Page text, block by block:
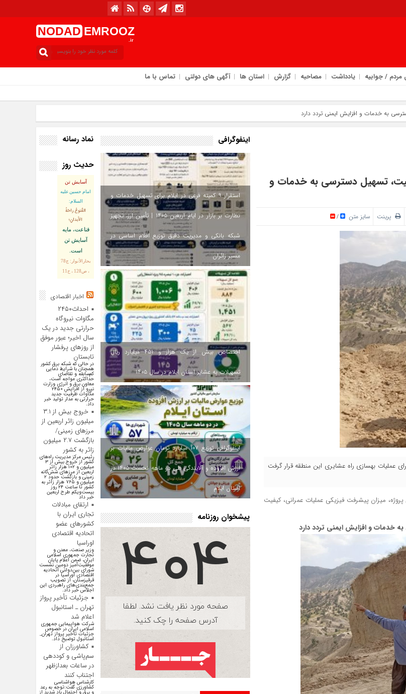
NODAD EMROOZ
.ir
/ جوابیه یادداشت مصاحبه گزارش استان ها آگهی های دولتی تماس با ما
به خدمات و افزایش ایمنی تردد دارد
تسهیل دسترسی به خدمات و
پرینت سایز متن /
عملیات بهسازی راه عشایری این منطقه قرار گرفت
میزان پیشرفت فیزیکی عملیات عمرانی، کیفیت
و افزایش ایمنی تردد دارد
اینفوگرافی
استقرار ۹ کمیته فرعی در ایلام برای تسهیل خدمات و
نظارت بر بازار در ایام اربعین ۱۴۰۵ | تأمین ارز، تجهیز
شبکه بانکی و مدیریت دقیق توزیع اقلام اساسی در
مسیر زائران
اختصاص بیش از یک هزار و ۴۵۱ میلیارد ریال
تسهیلات به عشایر استان ایلام در سال ۱۴۰۵
اینفوگرافی توزیع ۱۰۷ میلیارد تومان عوارض مالیات بر
ارزش افزوده و آلایندگی طی دو ماهه نخست ۱۴۰۵ در
استان ایلام
پیشخوان روزنامه
نماد رسانه
حدیث روز
آسایش تن
امام حسین علیه
السلام:
القُنوعُ راحَةُ
الأبدانِ؛
قناعت، مايه
آسايش تن
است.
بحارالأنوار: ج78
، ص128 ، ح11
اخبار اقتصادی
احداث۲۴۵۰
مگاوات نیروگاه
حرارتی جدید در یک
سال اخیر؛ عبور موفق
از روز‌های پرفشار
تابستان
در حالی که شبکه برق کشور
همچنان با شرایط دمایی
کم‌سابقه و تقاضای
حداکثری مواجه است،
معاون برق و انرژی وزارت
نیرو از افزایش ۲۴۵۰
مگاوات ظرفیت جدید
حرارتی به مدار تولید خبر
داد.
خروج بیش از ۳.۱
میلیون زائر اربعین از
مرزهای زمینی/
بازگشت ۲.۷ میلیون
زائر به کشور
رئیس مرکز مدیریت راه‌های
کشور از خروج بیش از ۳
میلیون و ۱۰۲ هزار زائر
اربعین از مرزهای شش‌گانه
زمینی و بازگشت حدود ۲
میلیون و ۷۶۵ هزار زائر به
کشور تا ساعت ۲۴ روز
بیست‌ویکم طرح اربعین
خبر داد
ارتقای مبادلات
تجاری ایران با
کشور‌های عضو
اتحادیه اقتصادی
اوراسیا
وزیر صنعت، معدن و
تجارت جمهوری اسلامی
ایران، ضمن اعلام پایان
موفقیت‌آمیز دومین نشست
شورای بین‌دولتی اتحادیه
اقتصادی اوراسیا در
قرقیزستان، از تصویب
جمع‌بندی‌های راهبردی این
اجلاس خبر داد.
جزئیات تأخیر پرواز
تهران ـ استانبول
اعلام شد
شرکت هواپیمایی جمهوری
اسلامی ایران در خصوص
جزئیات تأخیر پرواز تهران_
استانبول توضیح داد.
کشاورزان از
سم‌پاشی و کوددهی
در ساعات بعدازظهر
اجتناب کنند
کارشناس هواشناسی
کشاورزی گفت:توجه به رعد
و برق و احتمال باد شدید از